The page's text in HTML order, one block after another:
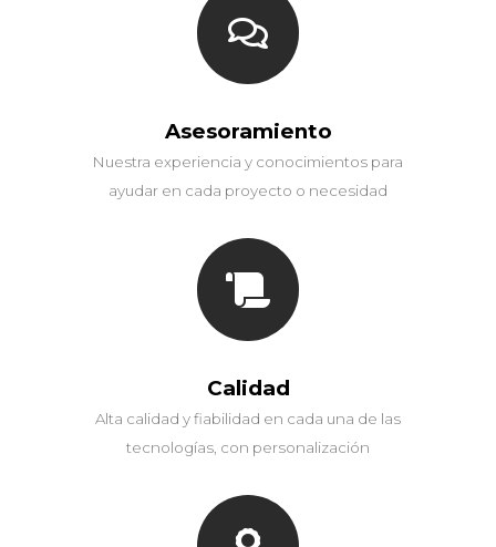
Asesoramiento
Nuestra experiencia y conocimientos para
ayudar en cada proyecto o necesidad
Calidad
Alta calidad y fiabilidad en cada una de las
tecnologías, con personalización